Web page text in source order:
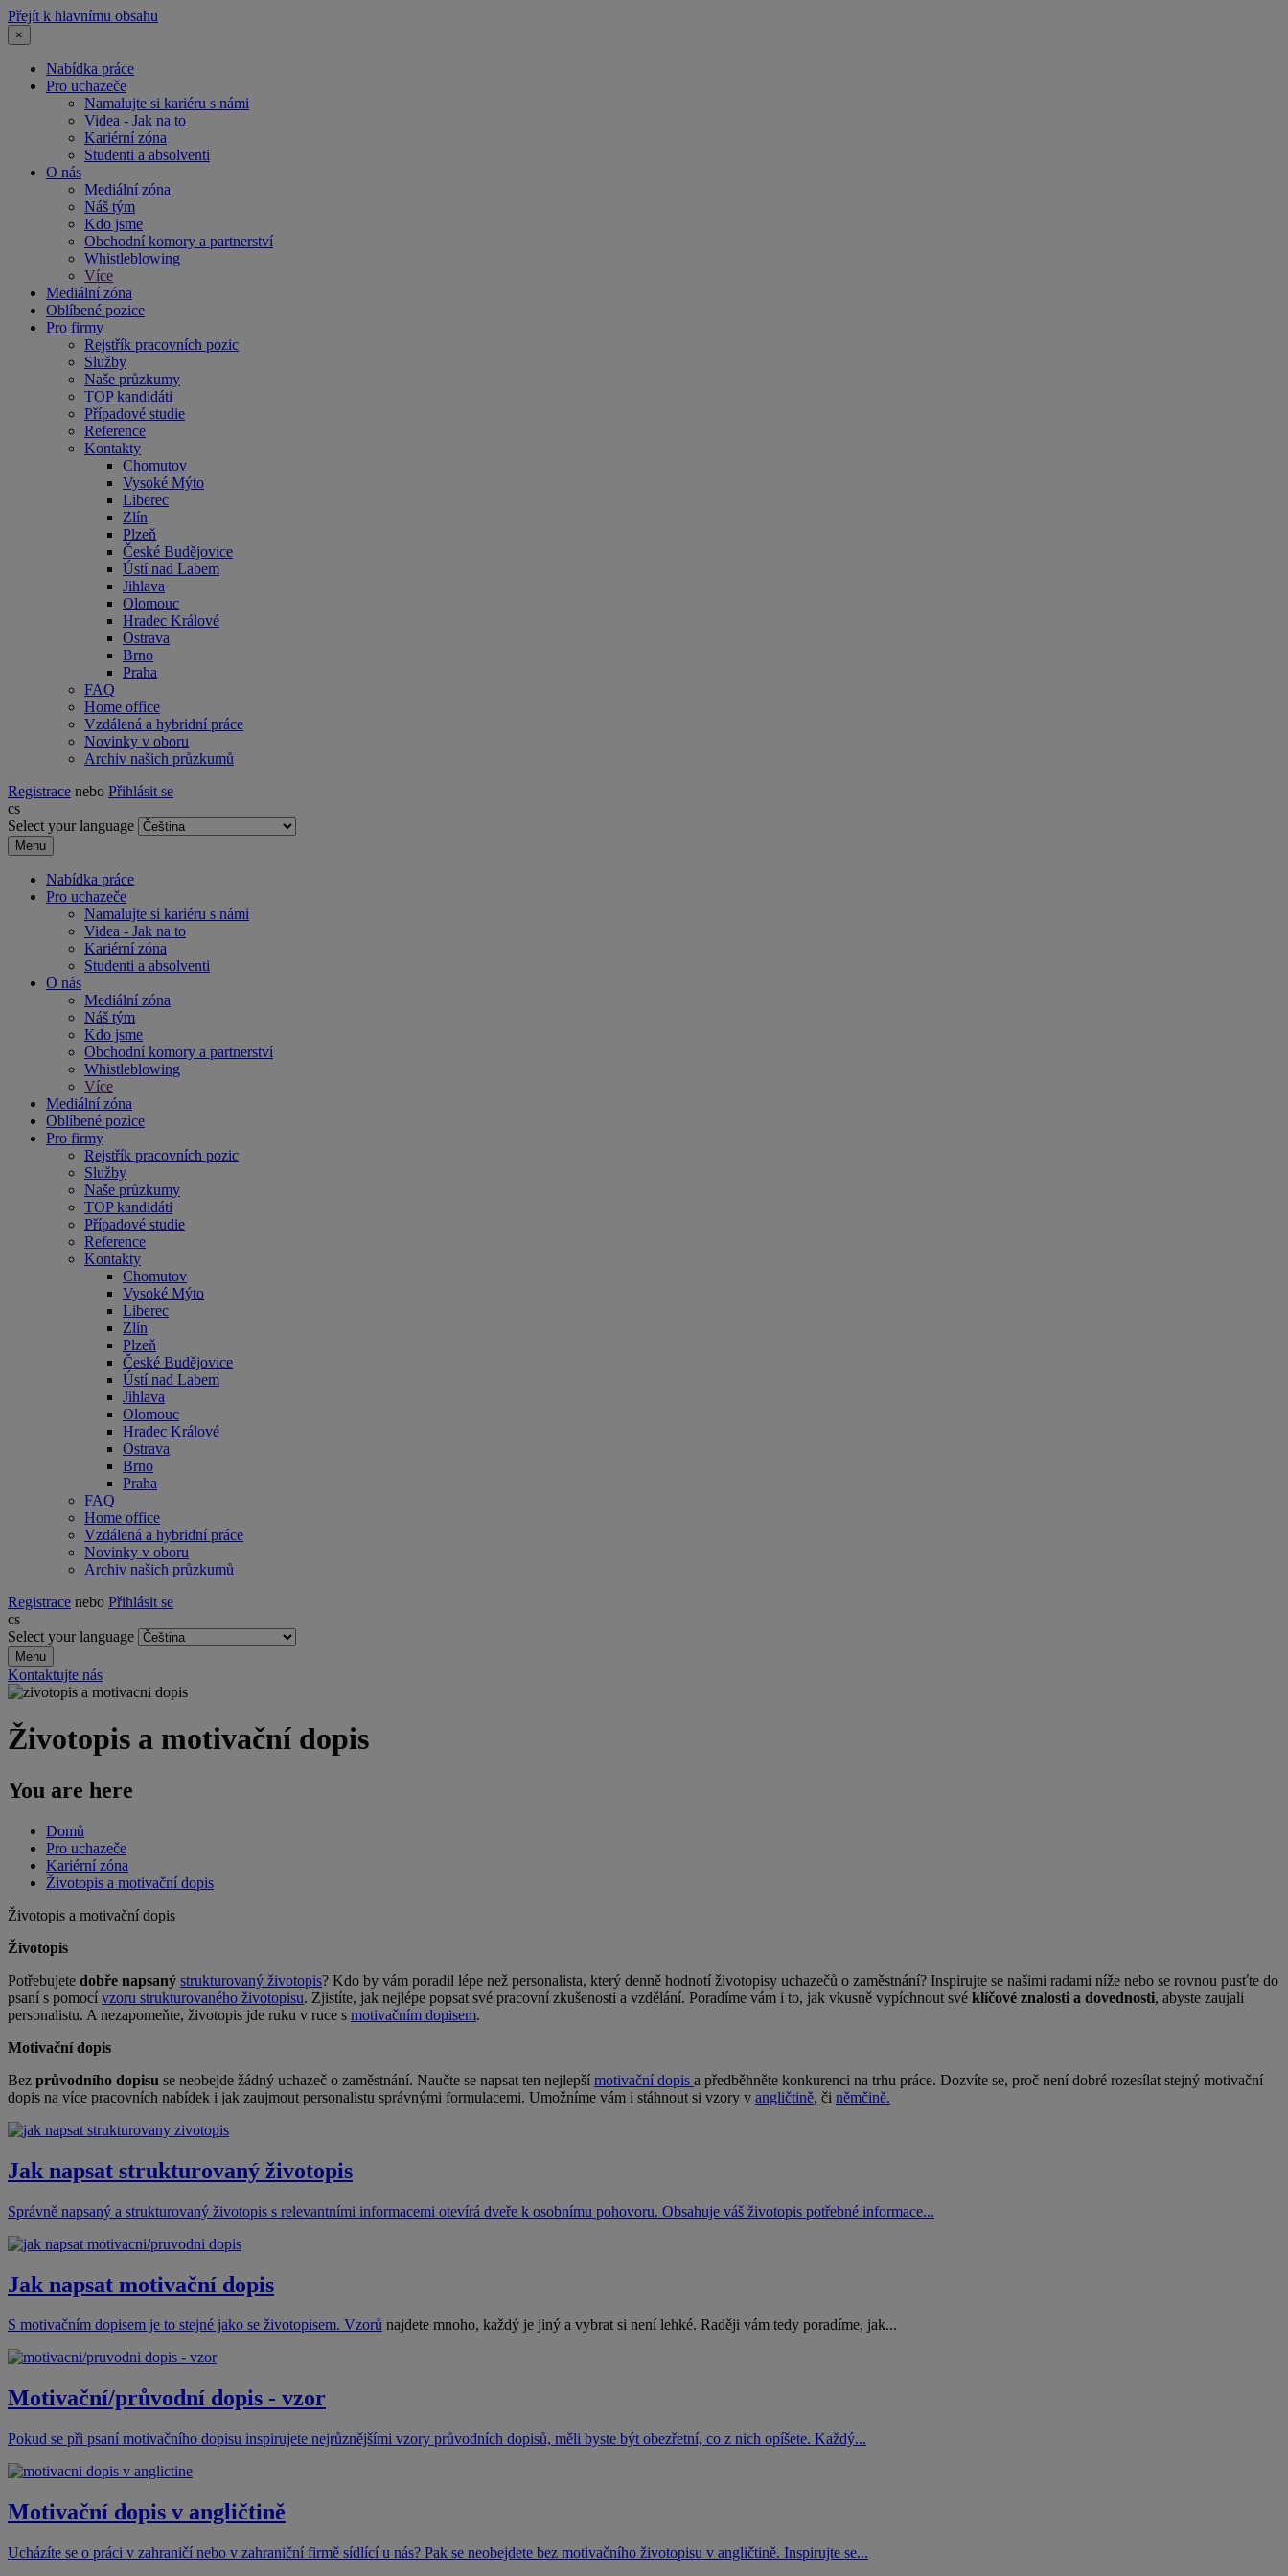
Přejít k hlavnímu obsahu
×
Nabídka práce
Pro uchazeče
Namalujte si kariéru s námi
Videa - Jak na to
Kariérní zóna
Studenti a absolventi
O nás
Mediální zóna
Náš tým
Kdo jsme
Obchodní komory a partnerství
Whistleblowing
Více
Mediální zóna
Oblíbené pozice
Pro firmy
Rejstřík pracovních pozic
Služby
Naše průzkumy
TOP kandidáti
Případové studie
Reference
Kontakty
Chomutov
Vysoké Mýto
Liberec
Zlín
Plzeň
České Budějovice
Ústí nad Labem
Jihlava
Olomouc
Hradec Králové
Ostrava
Brno
Praha
FAQ
Home office
Vzdálená a hybridní práce
Novinky v oboru
Archiv našich průzkumů
Registrace nebo Přihlásit se
cs
Select your language
Menu
Nabídka práce
Pro uchazeče
Namalujte si kariéru s námi
Videa - Jak na to
Kariérní zóna
Studenti a absolventi
O nás
Mediální zóna
Náš tým
Kdo jsme
Obchodní komory a partnerství
Whistleblowing
Více
Mediální zóna
Oblíbené pozice
Pro firmy
Rejstřík pracovních pozic
Služby
Naše průzkumy
TOP kandidáti
Případové studie
Reference
Kontakty
Chomutov
Vysoké Mýto
Liberec
Zlín
Plzeň
České Budějovice
Ústí nad Labem
Jihlava
Olomouc
Hradec Králové
Ostrava
Brno
Praha
FAQ
Home office
Vzdálená a hybridní práce
Novinky v oboru
Archiv našich průzkumů
Registrace nebo Přihlásit se
cs
Select your language
Menu
Kontaktujte nás
Životopis a motivační dopis
You are here
Domů
Pro uchazeče
Kariérní zóna
Životopis a motivační dopis
Životopis a motivační dopis
Životopis
Potřebujete dobře napsaný strukturovaný životopis? Kdo by vám poradil lépe než personalista, který denně hodnotí životopisy uchazečů o zaměstnání? Inspirujte se našimi radami níže nebo se rovnou pusťte do
psaní s pomocí vzoru strukturovaného životopisu. Zjistíte, jak nejlépe popsat své pracovní zkušenosti a vzdělání. Poradíme vám i to, jak vkusně vypíchnout své klíčové znalosti a dovednosti, abyste zaujali
personalistu. A nezapomeňte, životopis jde ruku v ruce s motivačním dopisem.​
Motivační dopis
Bez průvodního dopisu se neobejde žádný uchazeč o zaměstnání. Naučte se napsat ten nejlepší motivační dopis a předběhněte konkurenci na trhu práce. Dozvíte se, proč není dobré rozesílat stejný motivační
dopis na více pracovních nabídek i jak zaujmout personalistu správnými formulacemi. Umožníme vám i stáhnout si vzory v angličtině, či němčině.
Jak napsat strukturovaný životopis
Správně napsaný a strukturovaný životopis s relevantními informacemi otevírá dveře k osobnímu pohovoru. Obsahuje váš životopis potřebné informace...
Jak napsat motivační dopis
S motivačním dopisem je to stejné jako se životopisem. Vzorů najdete mnoho, každý je jiný a vybrat si není lehké. Raději vám tedy poradíme, jak...
Motivační/průvodní dopis - vzor
Pokud se při psaní motivačního dopisu inspirujete nejrůznějšími vzory průvodních dopisů, měli byste být obezřetní, co z nich opíšete. Každý...
Motivační dopis v angličtině
Ucházíte se o práci v zahraničí nebo v zahraniční firmě sídlící u nás? Pak se neobejdete bez motivačního životopisu v angličtině. Inspirujte se...